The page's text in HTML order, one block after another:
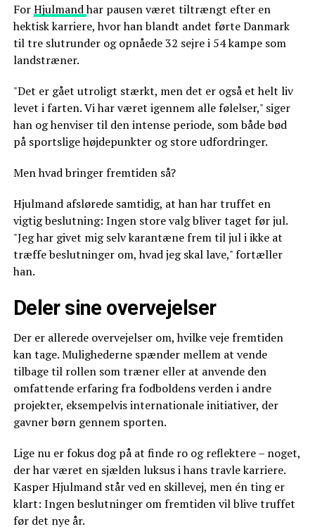
ForHjulmandhar pausen været tiltrængt efter en
hektisk karriere, hvor han blandt andet førte Danmark
til tre slutrunder og opnåede 32 sejre i 54 kampe som
landstræner.
"Det er gået utroligt stærkt, men det er også et helt liv
levet i farten. Vi har været igennem alle følelser," siger
han og henviser til den intense periode, som både bød
på sportslige højdepunkter og store udfordringer.
Men hvad bringer fremtiden så?
Hjulmand afslørede samtidig, at han har truffet en
vigtig beslutning: Ingen store valg bliver taget før jul.
"Jeg har givet mig selv karantæne frem til jul i ikke at
træffe beslutninger om, hvad jeg skal lave," fortæller
han.
Deler sine overvejelser
Der er allerede overvejelser om, hvilke veje fremtiden
kan tage. Mulighederne spænder mellem at vende
tilbage til rollen som træner eller at anvende den
omfattende erfaring fra fodboldens verden i andre
projekter, eksempelvis internationale initiativer, der
gavner børn gennem sporten.
Lige nu er fokus dog på at finde ro og reflektere – noget,
der har været en sjælden luksus i hans travle karriere.
Kasper Hjulmand står ved en skillevej, men én ting er
klart: Ingen beslutninger om fremtiden vil blive truffet
før det nye år.